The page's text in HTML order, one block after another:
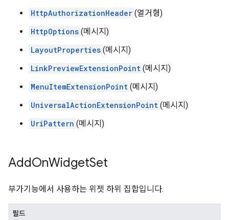
HttpAuthorizationHeader (열거형)
HttpOptions (메시지)
LayoutProperties (메시지)
LinkPreviewExtensionPoint (메시지)
MenuItemExtensionPoint (메시지)
UniversalActionExtensionPoint (메시지)
UriPattern (메시지)
AddOnWidgetSet
부가기능에서 사용하는 위젯 하위 집합입니다.
필드